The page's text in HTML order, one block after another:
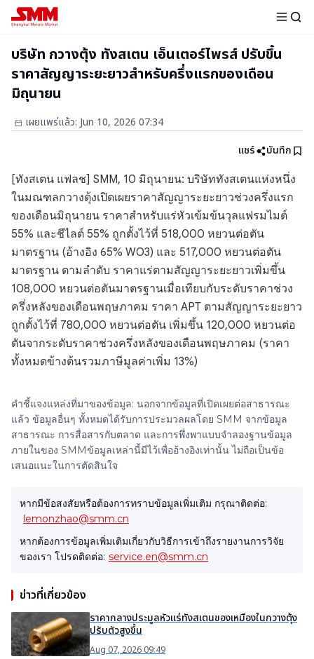
บริษัท กวางตุ้ง ทังสเตน เอ็นเตอร์ไพรส์ ปรับขึ้น
ราคาสัญญาระยะยาวสำหรับครึ่งแรกของเดือน
มิถุนายน
เผยแพร่แล้ว: Jun 10, 2026 07:34
แชร์
บันทึก
[ทังสเตน แฟลช] SMM, 10 มิถุนายน: บริษัททังสเตนแห่งหนึ่ง
ในมณฑลกวางตุ้งเปิดเผยราคาสัญญาระยะยาวช่วงครึ่งแรก
ของเดือนมิถุนายน ราคาสำหรับแร่หัวเข้มข้นวุลแฟรมไมต์
55% และชีไลต์ 55% ถูกตั้งไว้ที่ 518,000 หยวนต่อตัน
มาตรฐาน (อ้างอิง 65% WO3) และ 517,000 หยวนต่อตัน
มาตรฐาน ตามลำดับ ราคาแร่ตามสัญญาระยะยาวเพิ่มขึ้น
108,000 หยวนต่อตันมาตรฐานเมื่อเทียบกับระดับราคาช่วง
ครึ่งหลังของเดือนพฤษภาคม ราคา APT ตามสัญญาระยะยาว
ถูกตั้งไว้ที่ 780,000 หยวนต่อตัน เพิ่มขึ้น 120,000 หยวนต่อ
ตันจากระดับราคาช่วงครึ่งหลังของเดือนพฤษภาคม (ราคา
ทั้งหมดข้างต้นรวมภาษีมูลค่าเพิ่ม 13%)
คำชี้แจงแหล่งที่มาของข้อมูล: นอกจากข้อมูลที่เปิดเผยต่อสาธารณะ
แล้ว ข้อมูลอื่นๆ ทั้งหมดได้รับการประมวลผลโดย SMM จากข้อมูล
สาธารณะ การสื่อสารกับตลาด และการพึ่งพาแบบจำลองฐานข้อมูล
ภายในของ SMMข้อมูลเหล่านี้มีไว้เพื่ออ้างอิงเท่านั้น ไม่ถือเป็นข้อ
เสนอแนะในการตัดสินใจ
หากมีข้อสงสัยหรือต้องการทราบข้อมูลเพิ่มเติม กรุณาติดต่อ:
lemonzhao@smm.cn
หากต้องการข้อมูลเพิ่มเติมเกี่ยวกับวิธีการเข้าถึงรายงานการวิจัย
ของเรา โปรดติดต่อ: service.en@smm.cn
ข่าวที่เกี่ยวข้อง
ราคากลางประมูลหัวแร่ทังสเตนของเหมืองในกวางตุ้ง
ปรับตัวสูงขึ้น
Aug 07, 2026 09:49